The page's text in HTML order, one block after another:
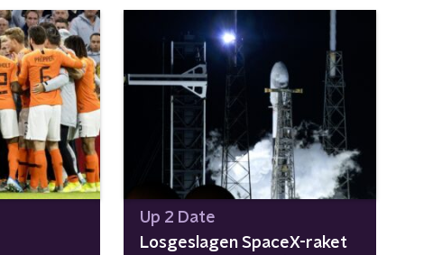
Up 2 Date
Losgeslagen SpaceX-raket